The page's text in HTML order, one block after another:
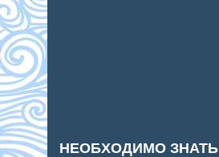
НЕОБХОДИМО ЗНАТЬ